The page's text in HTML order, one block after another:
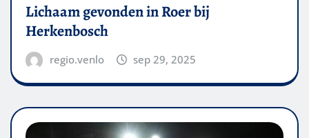
Lichaam gevonden in Roer bij
Herkenbosch
regio.venlo sep 29, 2025